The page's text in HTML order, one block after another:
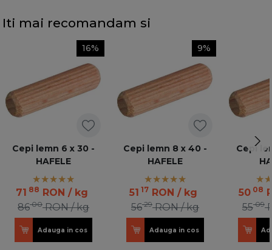
Iti mai recomandam si
16%
Cepi lemn 6 x 30 -
HAFELE
71 88 RON / kg
8600 RON / kg
Adauga in cos
9%
Cepi lemn 8 x 40 -
HAFELE
51 17 RON / kg
5629 RON / kg
Adauga in cos
Cepi
5008
5509